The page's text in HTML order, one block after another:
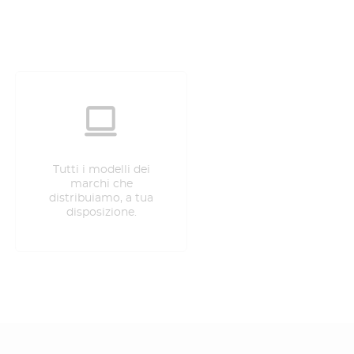
Tutti i modelli dei
marchi che
distribuiamo, a tua
disposizione.